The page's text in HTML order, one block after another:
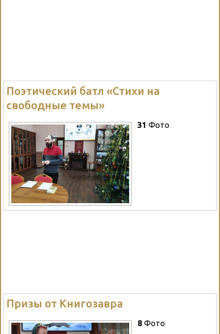
Поэтический батл «Стихи на
свободные темы»
31 Фото
Призы от Книгозавра
8 Фото